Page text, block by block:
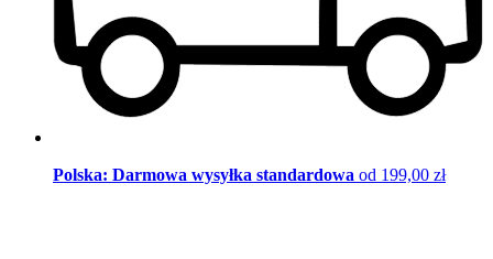
Polska: Darmowa wysyłka standardowa od 199,00 zł